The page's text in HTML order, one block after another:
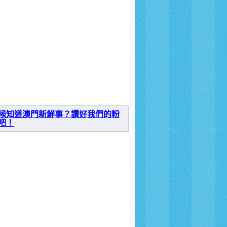
知道澳門新鮮事？讚好我們的粉
！